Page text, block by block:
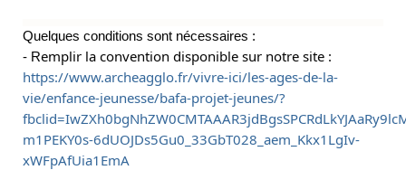
Quelques conditions sont nécessaires :
- Remplir la convention disponible sur notre site :
https://www.archeagglo.fr/vivre-ici/les-ages-de-la-
vie/enfance-jeunesse/bafa-projet-jeunes/?
m1PEKY0s-6dUOJDs5Gu0_33GbT028_aem_Kkx1LgIv-
xWFpAfUia1EmA